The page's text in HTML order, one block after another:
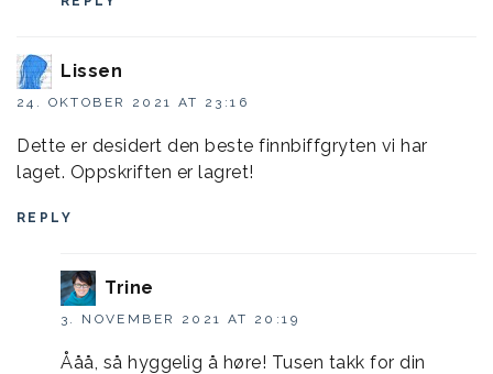
Lissen
24. OKTOBER 2021 AT 23:16
Dette er desidert den beste finnbiffgryten vi har
laget. Oppskriften er lagret!
REPLY
Trine
3. NOVEMBER 2021 AT 20:19
Ååå, så hyggelig å høre! Tusen takk for din